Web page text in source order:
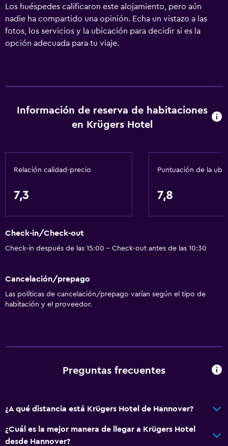
Los huéspedes calificaron este alojamiento, pero aún
nadie ha compartido una opinión. Echa un vistazo a las
fotos, los servicios y la ubicación para decidir si es la
opción adecuada para tu viaje.
Información de reserva de habitaciones
en Krügers Hotel
Relación calidad-precio
7,3
Puntuación de la
7,8
Check-in/Check-out
Check-in después de las 15:00 - Check-out antes de las 10:30
Cancelación/prepago
Las políticas de cancelación/prepago varían según el tipo de
habitación y el proveedor.
Preguntas frecuentes
¿A qué distancia está Krügers Hotel de Hannover?
¿Cuál es la mejor manera de llegar a Krügers Hotel
desde Hannover?